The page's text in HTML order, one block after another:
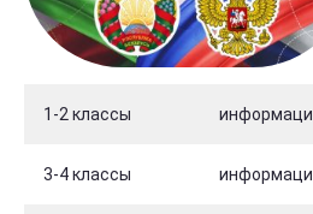
1-2 классы
3-4 классы